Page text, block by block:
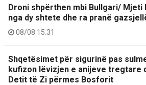
Droni shpërthen mbi Bullgari/ Mjeti
nga dy shtete dhe ra pranë
08/08 15:31
Shqetësimet për sigurinë pas
kufizon lëvizjen e anijeve tregtare
Detit të Zi përmes Bosforit